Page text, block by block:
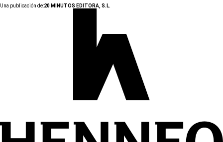
Una publicación de:20 MINUTOS EDITORA, S.L.